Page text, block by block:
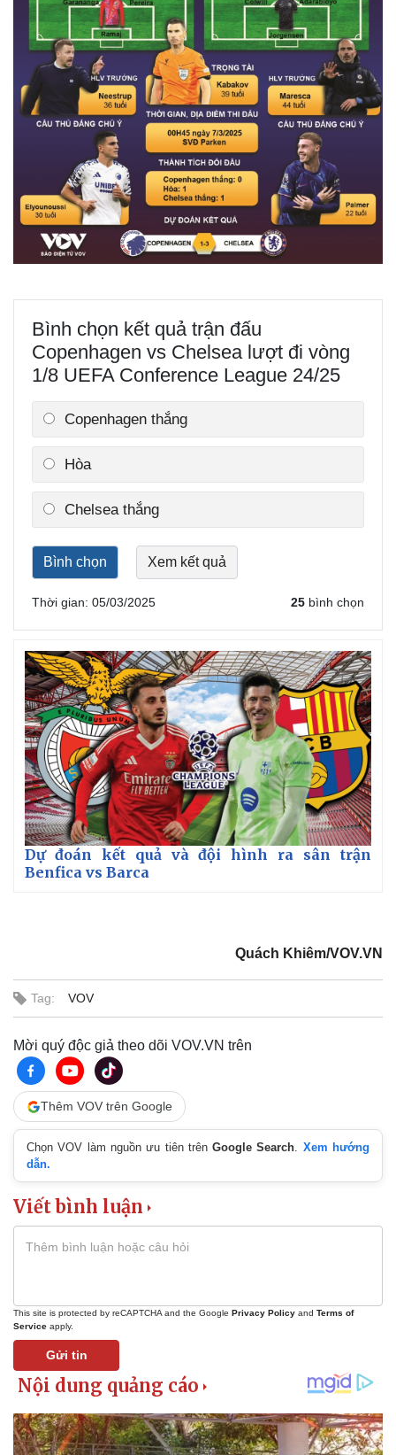
Cuộc sống đó đây
Hồ sơ
Ảnh
E-Magazine
Infographic
Bất động sản
Khởi nghiệp
Giá vàng
Bình chọn kết quả trận đấu
Copenhagen vs Chelsea lượt đi vòng
1/8 UEFA Conference League 24/25
Copenhagen thắng
Hòa
Chelsea thắng
Thời gian: 05/03/2025 25 bình chọn
Dự đoán kết quả và đội hình ra sân trận
Benfica vs Barca
Quách Khiêm/VOV.VN
Tag: VOV
Mời quý độc giả theo dõi VOV.VN trên
Thêm VOV trên Google
Chọn VOV làm nguồn ưu tiên trênGoogle Search. Xem hướng
dẫn.
Viết bình luận
This site is protected by reCAPTCHA and the Google Privacy Policy and Terms of
Service apply.
Gửi tin